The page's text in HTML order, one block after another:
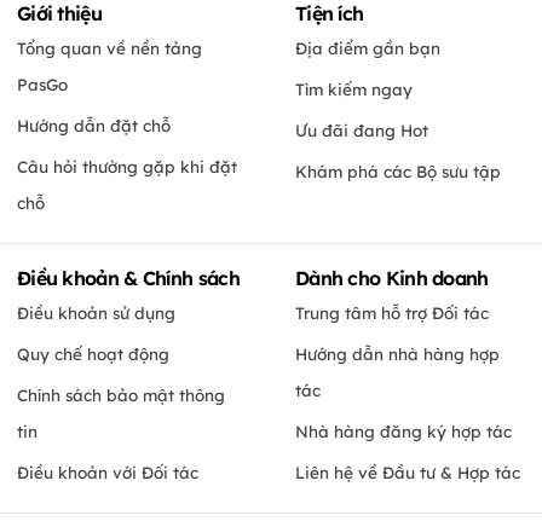
Giới thiệu
Tổng quan về nền tảng
PasGo
Hướng dẫn đặt chỗ
Câu hỏi thường gặp khi đặt
chỗ
Tiện ích
Địa điểm gần bạn
Tìm kiếm ngay
Ưu đãi đang Hot
Khám phá các Bộ sưu tập
Điều khoản & Chính sách
Điều khoản sử dụng
Quy chế hoạt động
Chính sách bảo mật thông
tin
Điều khoản với Đối tác
Dành cho Kinh doanh
Trung tâm hỗ trợ Đối tác
Hướng dẫn nhà hàng hợp
tác
Nhà hàng đăng ký hợp tác
Liên hệ về Đầu tư & Hợp tác